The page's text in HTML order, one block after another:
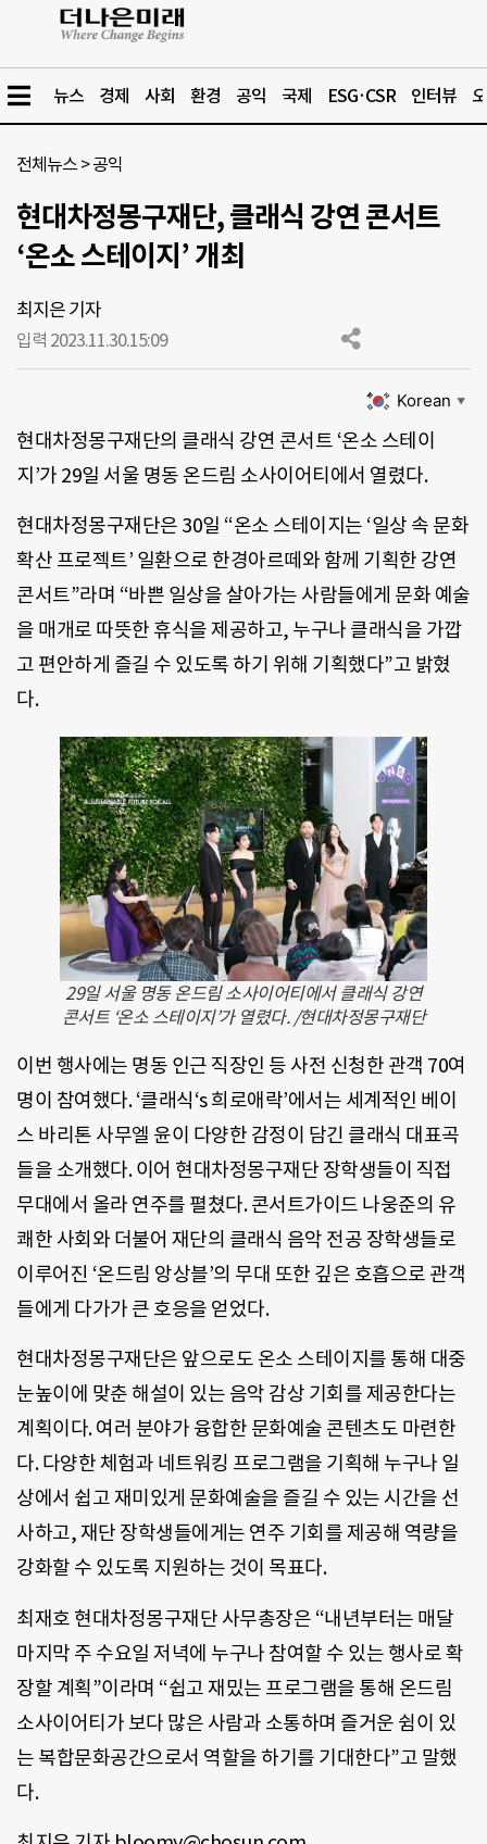
뉴스 경제 사회 환경 공익 국제 ESG·CSR 인터뷰
전체뉴스 >공익
현대차정몽구재단, 클래식 강연 콘서트
‘온소 스테이지’ 개최
최지은 기자
입력 2023.11.30.15:09
Korean ▼
현대차정몽구재단의 클래식 강연 콘서트 ‘온소 스테이
지’가 29일 서울 명동 온드림 소사이어티에서 열렸다.
현대차정몽구재단은 30일 “온소 스테이지는 ‘일상 속 문화
확산 프로젝트’ 일환으로 한경아르떼와 함께 기획한 강연
콘서트”라며 “바쁜 일상을 살아가는 사람들에게 문화 예술
을 매개로 따뜻한 휴식을 제공하고, 누구나 클래식을 가깝
고 편안하게 즐길 수 있도록 하기 위해 기획했다”고 밝혔
다.
29일 서울 명동 온드림 소사이어티에서 클래식 강연
콘서트 ‘온소 스테이지’가 열렸다. /현대차정몽구재단
이번 행사에는 명동 인근 직장인 등 사전 신청한 관객 70여
명이 참여했다. ‘클래식‘s 희로애락’에서는 세계적인 베이
스 바리톤 사무엘 윤이 다양한 감정이 담긴 클래식 대표곡
들을 소개했다. 이어 현대차정몽구재단 장학생들이 직접
무대에서 올라 연주를 펼쳤다. 콘서트가이드 나웅준의 유
쾌한 사회와 더불어 재단의 클래식 음악 전공 장학생들로
이루어진 ‘온드림 앙상블’의 무대 또한 깊은 호흡으로 관객
들에게 다가가 큰 호응을 얻었다.
현대차정몽구재단은 앞으로도 온소 스테이지를 통해 대중
눈높이에 맞춘 해설이 있는 음악 감상 기회를 제공한다는
계획이다. 여러 분야가 융합한 문화예술 콘텐츠도 마련한
다. 다양한 체험과 네트워킹 프로그램을 기획해 누구나 일
상에서 쉽고 재미있게 문화예술을 즐길 수 있는 시간을 선
사하고, 재단 장학생들에게는 연주 기회를 제공해 역량을
강화할 수 있도록 지원하는 것이 목표다.
최재호 현대차정몽구재단 사무총장은 “내년부터는 매달
마지막 주 수요일 저녁에 누구나 참여할 수 있는 행사로 확
장할 계획”이라며 “쉽고 재밌는 프로그램을 통해 온드림
소사이어티가 보다 많은 사람과 소통하며 즐거운 쉼이 있
는 복합문화공간으로서 역할을 하기를 기대한다”고 말했
다.